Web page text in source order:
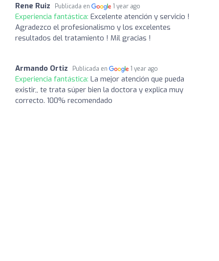
Rene Ruiz Publicada en 1 year ago
Experiencia fantástica: Excelente atención y servicio !
Agradezco el profesionalismo y los excelentes
resultados del tratamiento ! Mil gracias !
Armando Ortiz Publicada en 1 year ago
Experiencia fantástica: La mejor atención que pueda
existir,, te trata súper bien la doctora y explica muy
correcto. 100% recomendado